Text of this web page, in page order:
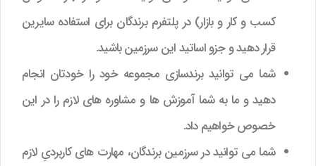
کسب و کار و بازار) در پلتفرم برندگان برای استفاده سایرین
قرار دهید و جزو اساتید این سرزمین باشید.
شما می توانید برندسازی مجموعه خود را خودتان انجام
دهید و ما به شما آموزش ها و مشاوره های لازم را در این
خصوص خواهیم داد.
شما می توانید در سرزمین برندگان، مهارت های کاربردیِ لازم